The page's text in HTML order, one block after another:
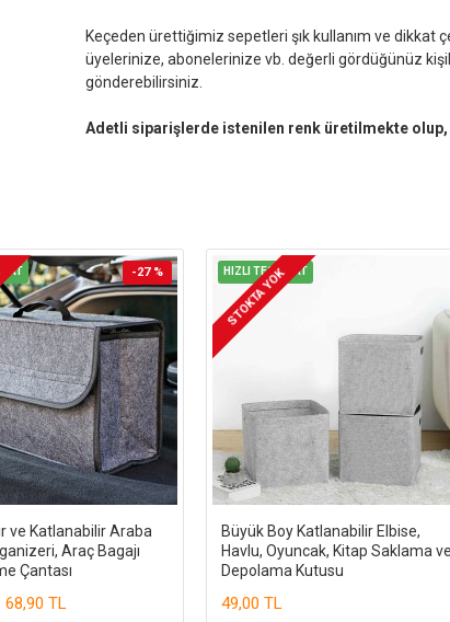
Keçeden ürettiğimiz sepetleri şık kullanım ve dikkat
üyelerinize, abonelerinize vb. değerli gördüğünüz
gönderebilirsiniz.
Adetli siparişlerde istenilen renk üretilmekte olup,
-27 %
ve Katlanabilir Araba
Araç Bagajı
Çantası
68,90 TL
HIZLI TESLİMAT
STOKTA YOK
Büyük Boy Katlanabilir Elbise,
Havlu, Oyuncak, Kitap Saklama ve
Depolama Kutusu
49,00 TL